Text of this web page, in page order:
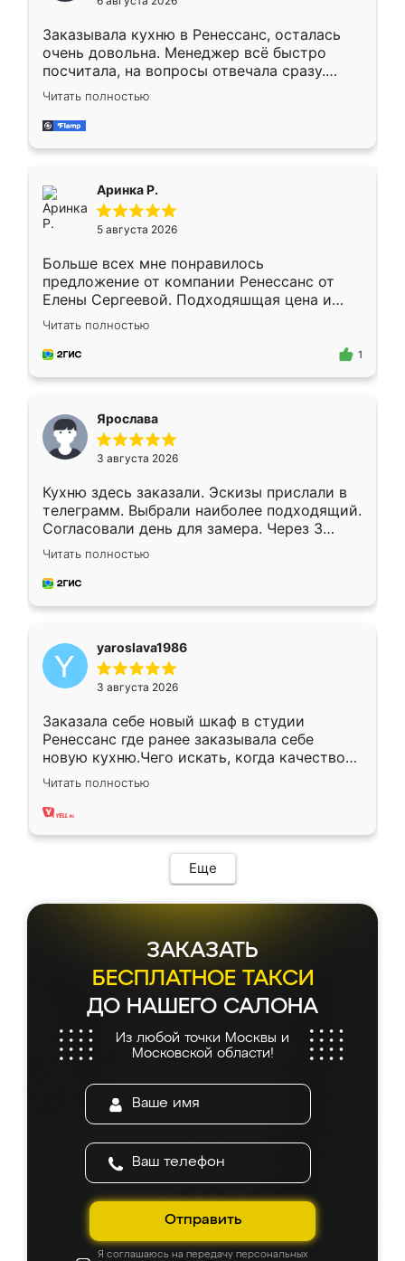
мебели буду заказывать только здесь.
Заказывала кухню в Ренессанс, осталась
очень довольна. Менеджер всё быстро
посчитала, на вопросы отвечала сразу.
Замерщик приехал в субботу, подошёл к
делу со всей ответственностью. Собрали
за день, ребята работали аккуратно, даже
Читать полностью
Аринка Р.
5 августа 2026
Больше всех мне понравилось
предложение от компании Ренессанс от
Елены Сергеевой. Подходяшщая цена и
короткие сроки изготовления. Приехавший
для замера сотрудник Владислав
предложил по моему эскизу самый
Читать полностью
1
Ярослава
3 августа 2026
Кухню здесь заказали. Эскизы прислали в
телеграмм. Выбрали наиболее подходящий.
Согласовали день для замера. Через 3
недели кухня была уже готова. Остались
довольны работой. Спасибо Ренессанс
мебель за качественную работу!
Читать полностью
yaroslava1986
3 августа 2026
Заказала себе новый шкаф в студии
Ренессанс где ранее заказывала себе
новую кухню.Чего искать, когда качеством
вполне довольна. Служит кухня уже почти
два года, нареканий нет.
Читать полностью
Еще
ЗАКАЗАТЬ
БЕСПЛАТНОЕ ТАКСИ
ДО НАШЕГО САЛОНА
Из любой точки Москвы и
Московской области!
Отправить
Я соглашаюсь на передачу персональных